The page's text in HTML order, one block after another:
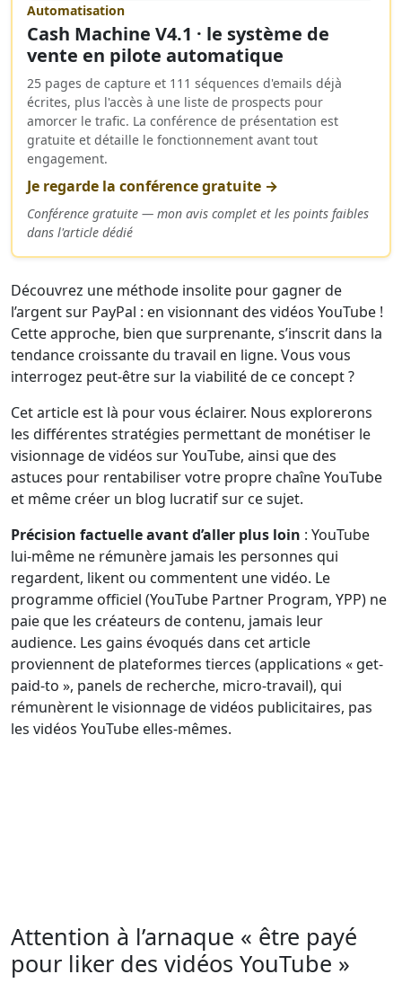
Automatisation
Cash Machine V4.1 · le système de
vente en pilote automatique
25 pages de capture et 111 séquences d'emails déjà
écrites, plus l'accès à une liste de prospects pour
amorcer le trafic. La conférence de présentation est
gratuite et détaille le fonctionnement avant tout
engagement.
Je regarde la conférence gratuite →
Conférence gratuite — mon avis complet et les points faibles
dans l'article dédié
Découvrez une méthode insolite pour gagner de
l’argent sur PayPal : en visionnant des vidéos YouTube !
Cette approche, bien que surprenante, s’inscrit dans la
tendance croissante du travail en ligne. Vous vous
interrogez peut-être sur la viabilité de ce concept ?
Cet article est là pour vous éclairer. Nous explorerons
les différentes stratégies permettant de monétiser le
visionnage de vidéos sur YouTube, ainsi que des
astuces pour rentabiliser votre propre chaîne YouTube
et même créer un blog lucratif sur ce sujet.
Précision factuelle avant d’aller plus loin : YouTube
lui-même ne rémunère jamais les personnes qui
regardent, likent ou commentent une vidéo. Le
programme officiel (YouTube Partner Program, YPP) ne
paie que les créateurs de contenu, jamais leur
audience. Les gains évoqués dans cet article
proviennent de plateformes tierces (applications « get-
paid-to », panels de recherche, micro-travail), qui
rémunèrent le visionnage de vidéos publicitaires, pas
les vidéos YouTube elles-mêmes.
Attention à l’arnaque « être payé
pour liker des vidéos YouTube »